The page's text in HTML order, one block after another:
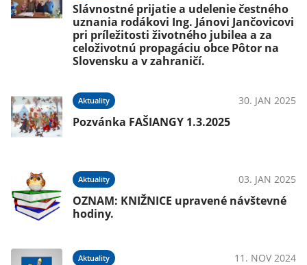
Slávnostné prijatie a udelenie čestného
uznania rodákovi Ing. Jánovi Jančovicovi
pri príležitosti životného jubilea a za
celoživotnú propagáciu obce Pôtor na
Slovensku a v zahraničí.
Aktuality 30. JAN 2025
Pozvánka FAŠIANGY 1.3.2025
Aktuality 03. JAN 2025
OZNAM: KNIŽNICE upravené návštevné
hodiny.
Aktuality 11. NOV 2024